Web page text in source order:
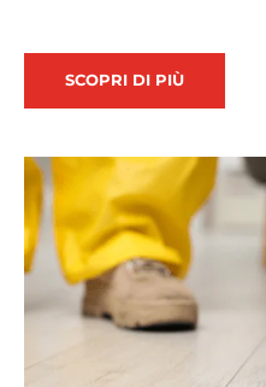
SCOPRI DI PIÙ